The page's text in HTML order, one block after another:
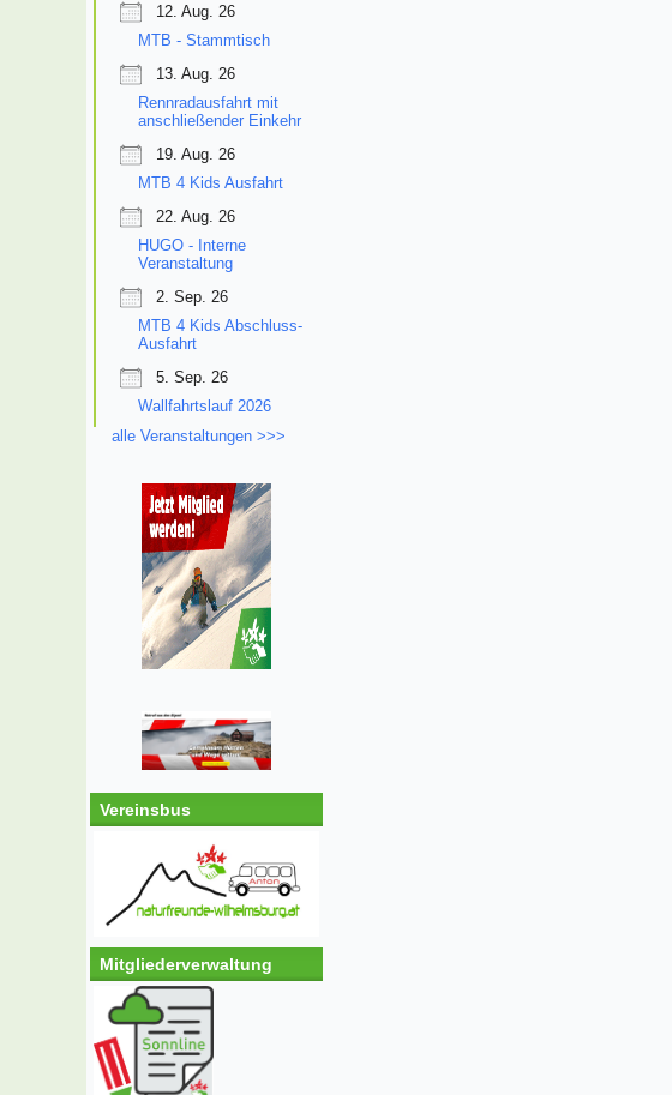
12. Aug. 26
MTB - Stammtisch
13. Aug. 26
Rennradausfahrt mit
anschließender Einkehr
19. Aug. 26
MTB 4 Kids Ausfahrt
22. Aug. 26
HUGO - Interne
Veranstaltung
2. Sep. 26
MTB 4 Kids Abschluss-
Ausfahrt
5. Sep. 26
Wallfahrtslauf 2026
alle Veranstaltungen >>>
Vereinsbus
Mitgliederverwaltung